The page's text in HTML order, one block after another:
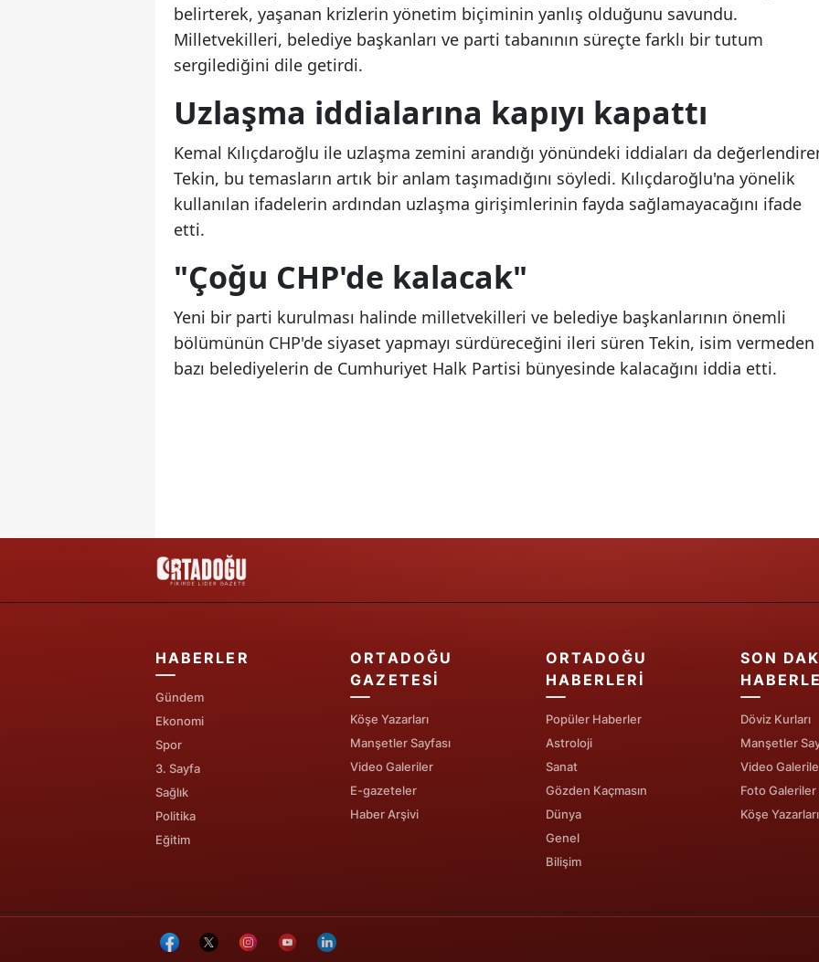
Kırşehir
Kütahya
Malatya
Manisa
Mardin
Muğla
Muş
Trabzon
Uşak
belirterek, yaşanan krizlerin yönetim biçiminin yanlış olduğunu savundu.
Milletvekilleri, belediye başkanları ve parti tabanının süreçte farklı bir tutum
sergilediğini dile getirdi.
Uzlaşma iddialarına kapıyı kapattı
Kemal Kılıçdaroğlu ile uzlaşma zemini arandığı yönündeki iddiaları da
Tekin, bu temasların artık bir anlam taşımadığını söyledi. Kılıçdaroğlu'na yönelik
kullanılan ifadelerin ardından uzlaşma girişimlerinin fayda sağlamayacağını ifade
etti.
"Çoğu CHP'de kalacak"
Yeni bir parti kurulması halinde milletvekilleri ve belediye başkanlarının önemli
bölümünün CHP'de siyaset yapmayı sürdüreceğini ileri süren Tekin, isim vermeden
bazı belediyelerin de Cumhuriyet Halk Partisi bünyesinde kalacağını iddia etti.
Türkiye’nin döviz
mevduatı haritası
Türkiye’nin döviz
mevduatı haritası
HABERLER
Gündem
Ekonomi
Spor
3. Sayfa
Sağlık
Politika
Eğitim
ORTADOĞU
GAZETESI
Köşe Yazarları
Manşetler Sayfası
Video Galeriler
E-gazeteler
Haber Arşivi
ORTADOĞU
HABERLERI
Popüler Haberler
Astroloji
Sanat
Gözden Kaçmasın
Dünya
Genel
Bilişim
SON
Döviz Kurları
Manşetler
Video
Foto Galeriler
Köşe Yazarları